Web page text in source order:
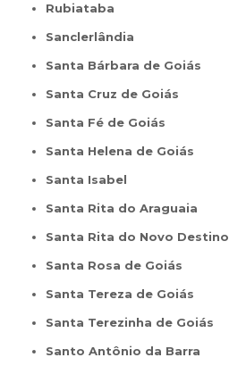
Rubiataba
Sanclerlândia
Santa Bárbara de Goiás
Santa Cruz de Goiás
Santa Fé de Goiás
Santa Helena de Goiás
Santa Isabel
Santa Rita do Araguaia
Santa Rita do Novo Destino
Santa Rosa de Goiás
Santa Tereza de Goiás
Santa Terezinha de Goiás
Santo Antônio da Barra